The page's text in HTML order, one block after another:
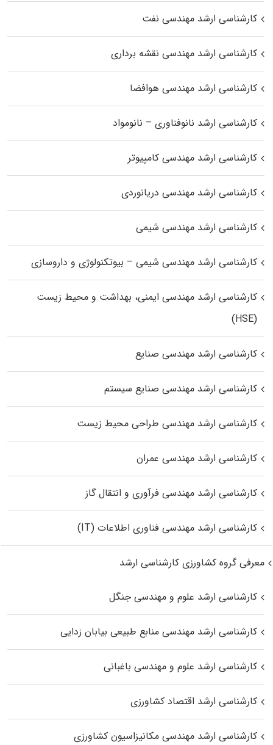
کارشناسی ارشد مهندسی نفت
کارشناسی ارشد مهندسی نقشه برداری
کارشناسی ارشد مهندسی هوافضا
کارشناسی ارشد نانوفناوری – نانومواد
کارشناسی ارشد مهندسی کامپیوتر
کارشناسی ارشد مهندسی دریانوردی
کارشناسی ارشد مهندسی شیمی
کارشناسی ارشد مهندسی شیمی – بیوتکنولوژی و داروسازی
کارشناسی ارشد مهندسی ایمنی، بهداشت و محیط زیست
(HSE)
کارشناسی ارشد مهندسی صنایع
کارشناسی ارشد مهندسی صنایع سیستم
کارشناسی ارشد مهندسی طراحی محیط زیست
کارشناسی ارشد مهندسی عمران
کارشناسی ارشد مهندسی فرآوری و انتقال گاز
کارشناسی ارشد مهندسی فناوری اطلاعات (IT)
معرفی گروه کشاورزی کارشناسی ارشد
کارشناسی ارشد علوم و مهندسی جنگل
کارشناسی ارشد مهندسی منابع طبیعی بیابان زدایی
کارشناسی ارشد علوم و مهندسی باغبانی
کارشناسی ارشد اقتصاد کشاورزی
کارشناسی ارشد مهندسی مکانیزاسیون کشاورزی